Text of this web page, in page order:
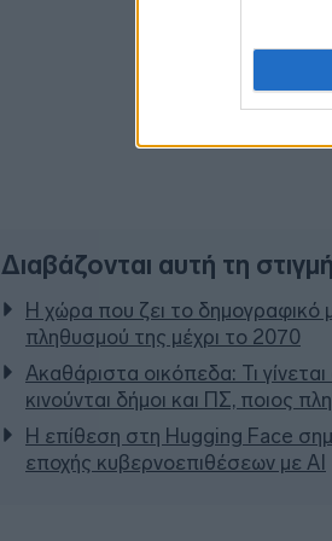
Διαβάζονται αυτή τη στιγμή
Η χώρα που ζει το δημογραφικό
πληθυσμού της μέχρι το 2070
Ακαθάριστα οικόπεδα: Τι
κινούνται δήμοι και ΠΣ, ποιος
Η επίθεση στη Hugging Face
εποχής κυβερνοεπιθέσεων με AI